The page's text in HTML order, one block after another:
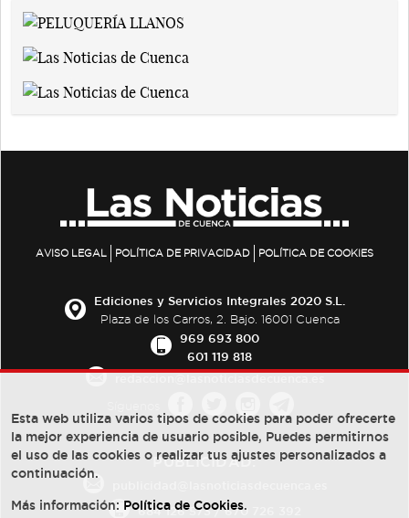
AVISO LEGAL POLÍTICA DE PRIVACIDAD POLÍTICA DE COOKIES
Ediciones y Servicios Integrales 2020 S.L.
Plaza de los Carros, 2. Bajo. 16001 Cuenca
969 693 800
601 119 818
PUBLICIDAD:
684 126 573/670 726 392
Esta web utiliza varios tipos de cookies para poder ofrecerte
la mejor experiencia de usuario posible, Puedes permitirnos
el uso de las cookies o realizar tus ajustes personalizados a
continuación.
Más información: Política de Cookies.